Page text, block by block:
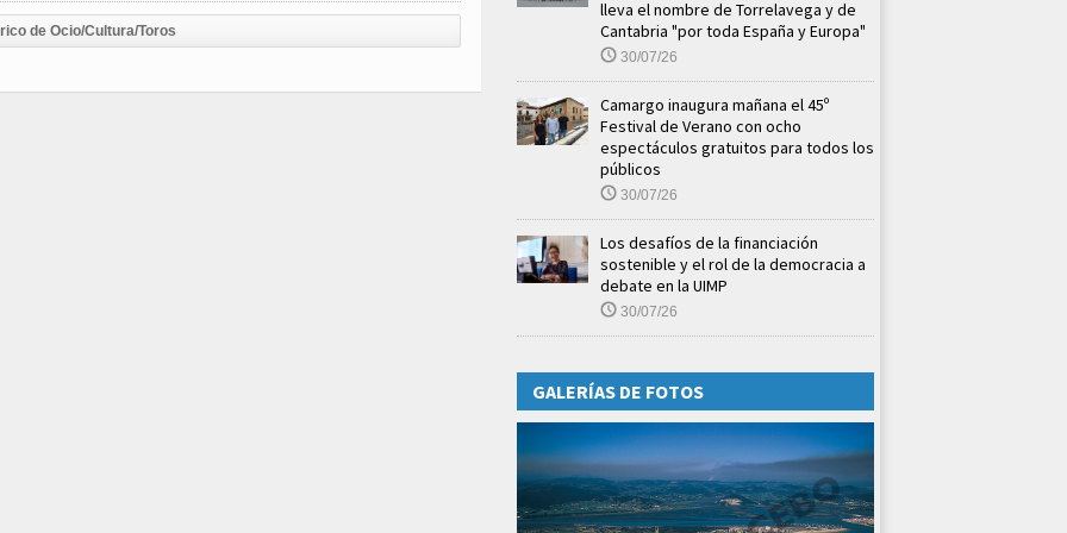
de Ocio/Cultura/Toros
lleva el nombre de Torrelavega y de
Cantabria "por toda España y Europa"
30/07/26
Camargo inaugura mañana el 45º
Festival de Verano con ocho
espectáculos gratuitos para todos los
públicos
30/07/26
Los desafíos de la financiación
sostenible y el rol de la democracia a
debate en la UIMP
30/07/26
GALERÍAS DE FOTOS